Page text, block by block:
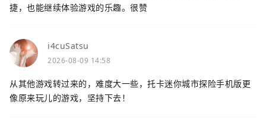
捷，也能继续体验游戏的乐趣。很赞
i4cuSatsu
2026-08-09 14:58
从其他游戏转过来的，难度大一些，托卡迷你城市探险手机版更
像原来玩儿的游戏，坚持下去！